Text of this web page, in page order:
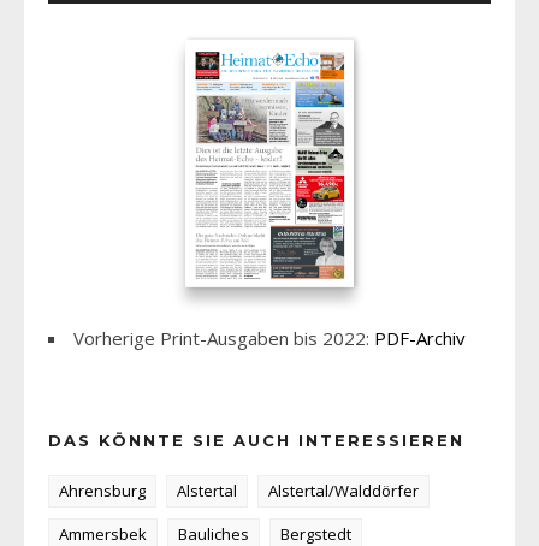
Vorherige Print-Ausgaben bis 2022: PDF-Archiv
DAS KÖNNTE SIE AUCH INTERESSIEREN
Ahrensburg Alstertal
Alstertal/Walddörfer
Ammersbek
Bauliches
Bergstedt